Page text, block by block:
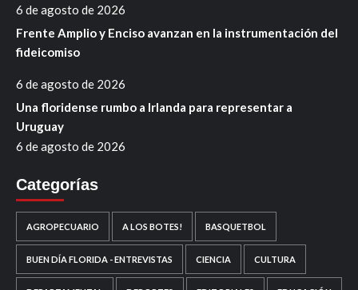
6 de agosto de 2026
Frente Amplio y Enciso avanzan en la instrumentación del
fideicomiso
6 de agosto de 2026
Una floridense rumbo a Irlanda para representar a
Uruguay
6 de agosto de 2026
Categorías
AGROPECUARIO A LOS BOTES! BASQUETBOL
BUEN DÍA FLORIDA - ENTREVISTAS CIENCIA CULTURA